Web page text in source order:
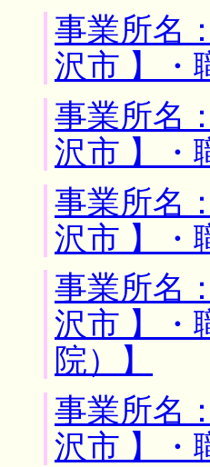
事業所名
沢市 】・
事業所名
沢市 】・
事業所名
沢市 】・
事業所名
沢市 】・
院）】
事業所名
沢市 】・